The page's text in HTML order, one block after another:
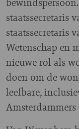
staatssecretaris
staatssecretaris
Wetenschap en
nieuwe rol als
doen om de
leefbare,
Amsterdammers